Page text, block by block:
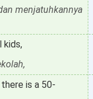
menjatuhkannya
kids,
is a 50-